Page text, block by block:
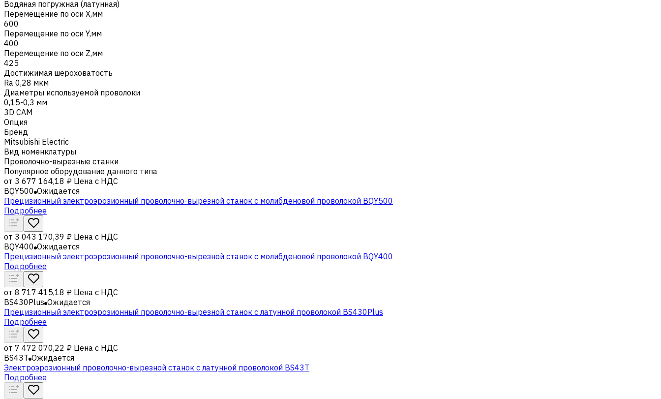
Водяная погружная (латунная)
Перемещение по оси X,мм
600
Перемещение по оси Y,мм
400
Перемещение по оси Z,мм
425
Достижимая шероховатость
Ra 0,28 мкм
Диаметры используемой проволоки
0,15-0,3 мм
3D CAM
Опция
Бренд
Mitsubishi Electric
Вид номенклатуры
Проволочно-вырезные станки
Популярное оборудование данного типа
от 3 677 164,18 ₽ Цена с НДС
BQY500 Ожидается
Прецизионный электроэрозионный проволочно-вырезной станок с молибденовой проволокой BQY500
Подробнее
от 3 043 170,39 ₽ Цена с НДС
BQY400 Ожидается
Прецизионный электроэрозионный проволочно-вырезной станок с молибденовой проволокой BQY400
Подробнее
от 8 717 415,18 ₽ Цена с НДС
BS430Plus Ожидается
Прецизионный электроэрозионный проволочно-вырезной станок с латунной проволокой BS430Plus
Подробнее
от 7 472 070,22 ₽ Цена с НДС
BS43T Ожидается
Электроэрозионный проволочно-вырезной станок с латунной проволокой BS43T
Подробнее